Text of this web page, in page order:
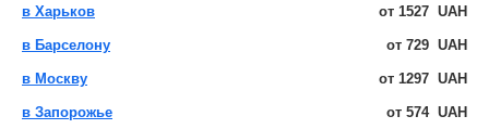
в Харьков от 1527 UAH
в Барселону от 729 UAH
в Москву от 1297 UAH
в Запорожье от 574 UAH